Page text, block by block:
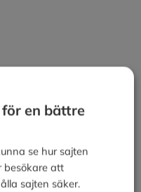
mot konkurrenslagen
och
en bättre
se hur sajten
besökare att
sajten säker.